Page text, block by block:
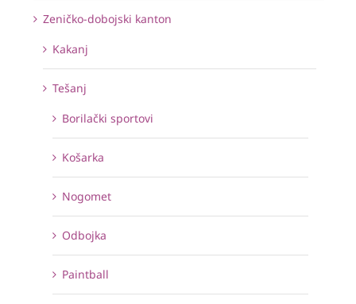
Zeničko-dobojski kanton
Kakanj
Tešanj
Borilački sportovi
Košarka
Nogomet
Odbojka
Paintball